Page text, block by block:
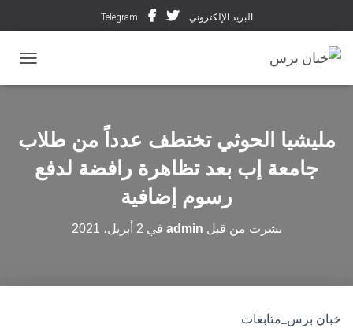
البريد الإلكتروني Telegram
مليشيا الحوثي تختطف عدداً من طلاب
جامعة إب بعد تظاهرة رافضة لدفع
رسوم إضافية
نشرت من قبل admin في 2 أبريل، 2021
خبان برس_متابعات